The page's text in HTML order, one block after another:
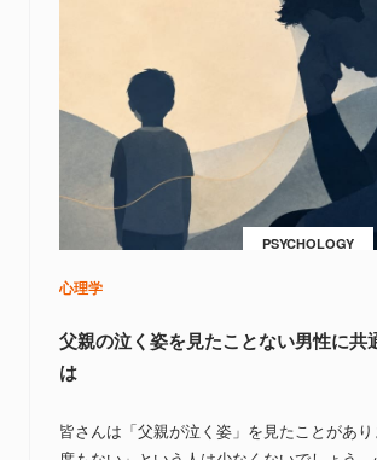
PSYCHOLOGY
心理学
父親の泣く姿を見たことない男性に共
は
皆さんは「父親が泣く姿」を見たことがあ